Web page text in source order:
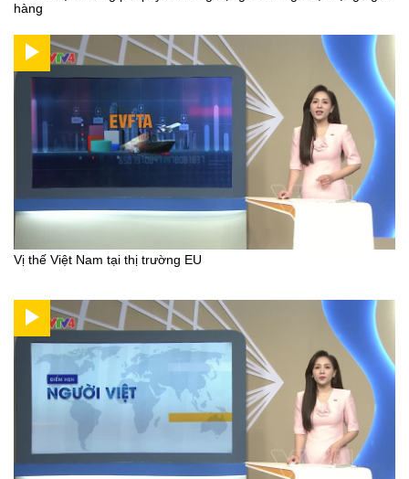
hàng
Vị thế Việt Nam tại thị trường EU